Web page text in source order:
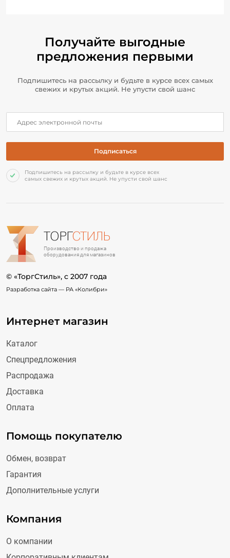
Получайте выгодные
предложения первыми
Подпишитесь на рассылку и будьте в курсе всех самых
свежих и крутых акций. Не упусти свой шанс
Подпишитесь на рассылку и будьте в курсе всех
самых свежих и крутых акций. Не упусти свой шанс
ТОРГСТИЛЬ
Производство и продажа
оборудования для магазинов
© «ТоргСтиль», c 2007 года
Разработка сайта — РА «Колибри»
Интернет магазин
Каталог
Спецпредложения
Распродажа
Доставка
Оплата
Помощь покупателю
Обмен, возврат
Гарантия
Дополнительные услуги
Компания
О компании